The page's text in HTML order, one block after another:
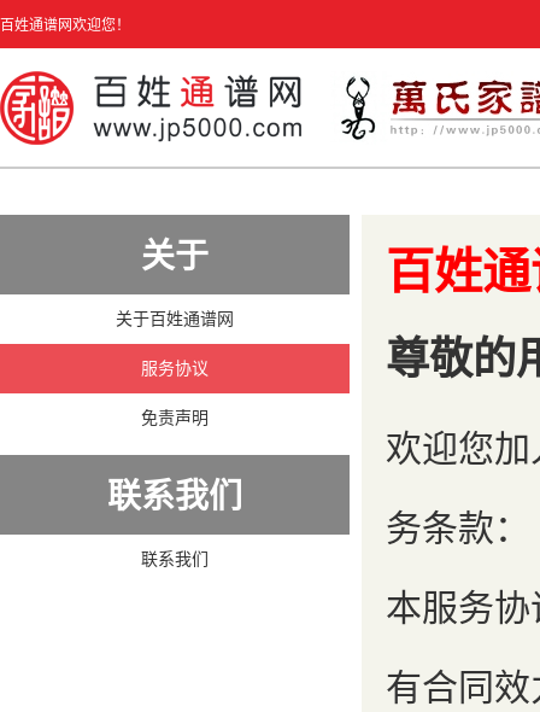
百姓通谱网欢迎您！
关于
关于百姓通谱网
服务协议
免责声明
联系我们
联系我们
百姓
尊敬的
欢迎您
务条款：
本服务
有合同